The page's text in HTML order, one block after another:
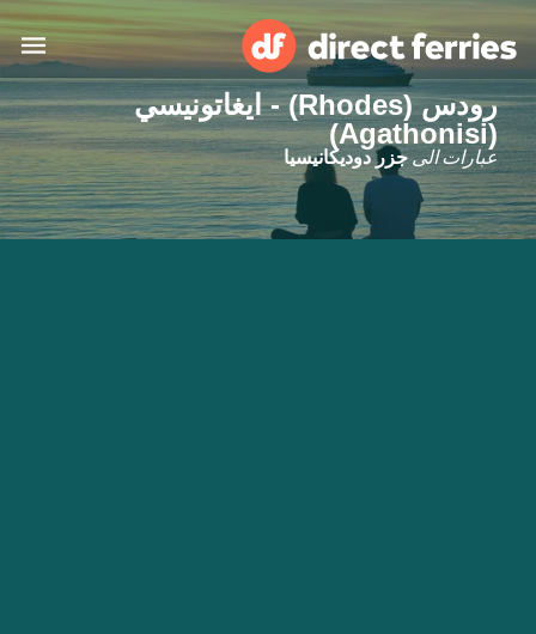
البلدان
تذاكر العبّارة
رودس (Rhodes) - ايغاتونيسي
(Agathonisi)
عبارات الى جزر دوديكانيسيا